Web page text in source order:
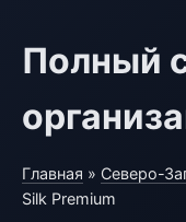
Полный
Главная » Северо-
Silk Premium